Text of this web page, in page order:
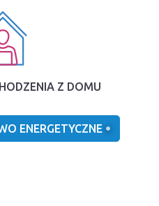
Z DOMU
ENERGETYCZNE